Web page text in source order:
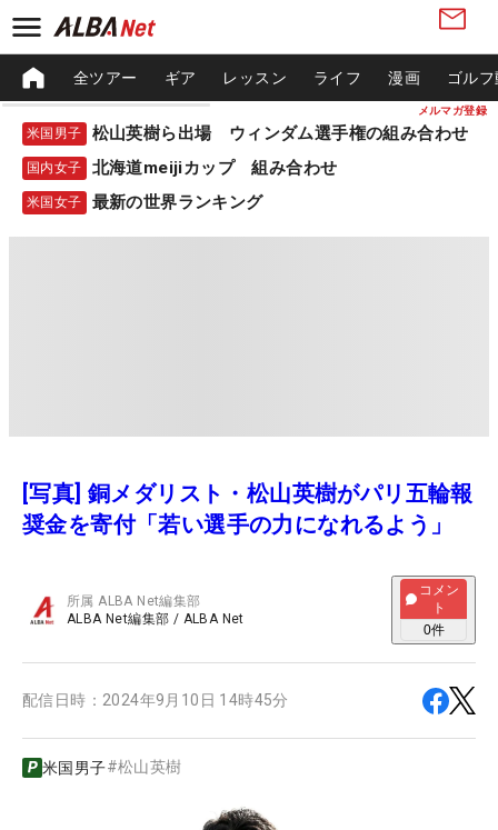
メルマガ登録
全ツアー ギア レッスン ライフ 漫画 ゴル
米国男子 松山英樹ら出場 ウィンダム選手権の組み合わせ
国内女子 北海道meijiカップ 組み合わせ
米国女子 最新の世界ランキング
[写真] 銅メダリスト・松山英樹がパリ五輪報
奨金を寄付「若い選手の力になれるよう」
所属ALBA Net編集部
ALBA Net編集部 / ALBA Net
コメン
ト
0件
配信日時： 2024年9月10日 14時45分
米国男子#松山英樹